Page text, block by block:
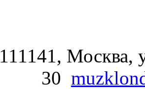
111141, Москва,
30